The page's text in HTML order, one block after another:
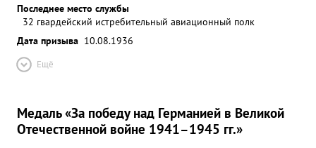
Последнее место службы
32 гвардейский истребительный авиационный полк
Дата призыва 10.08.1936
Ещё
Медаль «За победу над Германией в Великой
Отечественной войне 1941–1945 гг.»